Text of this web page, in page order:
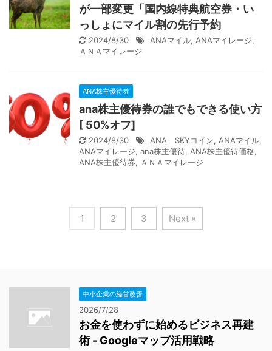
が一部変更「国内線特典航空券・い
っしょにマイル割の先行予約
2024/8/30 ANAマイル, ANAマイレージ,
ＡＮＡマイレージ
ANA株主優待券
ana株主優待券の誰でもできる使い方
[ 50%オフ]
2024/8/30 ANA SKYコイン, ANAマイル,
ANAマイレージ, ana株主優待, ANA株主優待価格,
ANA株主優待券, ＡＮＡマイレージ
1 2 3 Next »
中小企業の経営改善
2026/7/28
お金を使わずに始めるビジネス再建
術 - Googleマップ活用戦略